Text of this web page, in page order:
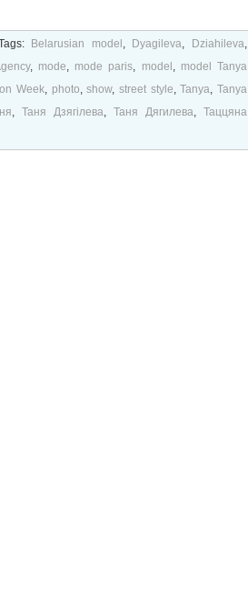
Belarusian model , Dyagileva, Dziahileva,
, mode, mode paris, model , model Tanya
Week, photo,show,street style,Tanya,Tanya
, Таня Дзягілева, Таня Дягилева, Таццяна